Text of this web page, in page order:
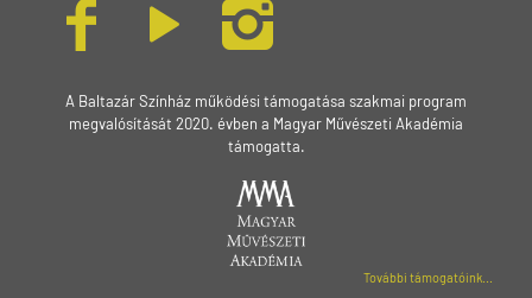
A Baltazár Színház működési támogatása szakmai program
megvalósítását 2020. évben a Magyar Művészeti Akadémia
támogatta.
További támogatóink...